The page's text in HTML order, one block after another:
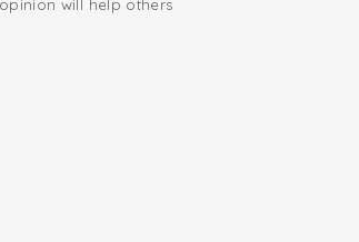
will help others